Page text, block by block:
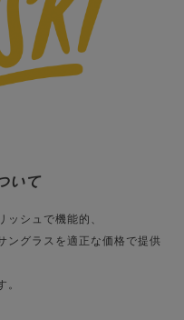
いて
シュで機能的、
ングラスを適正な価格で提供
す。